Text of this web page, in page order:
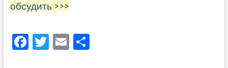
обсудить >>>
F T E О